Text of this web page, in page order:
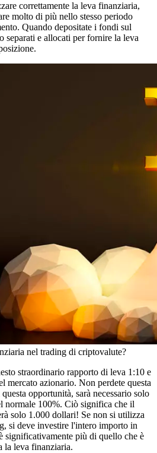
correttamente la leva finanziaria,
molto di più nello stesso periodo
Quando depositate i fondi sul
separati e allocati per fornire la leva
nel trading di criptovalute?
straordinario rapporto di leva 1:10 e
mercato azionario. Non perdete questa
opportunità, sarà necessario solo
normale 100%. Ciò significa che il
solo 1.000 dollari! Se non si utilizza
si deve investire l'intero importo in
significativamente più di quello che è
la leva finanziaria.